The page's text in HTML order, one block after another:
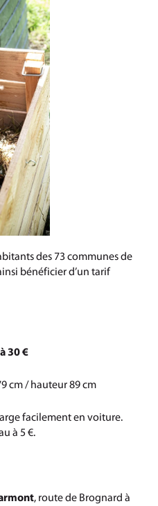
des 73 communes de
bénéficier d’un tarif
30 €
cm / hauteur 89 cm
facilement en voiture.
à 5 €.
, route de Brognard à